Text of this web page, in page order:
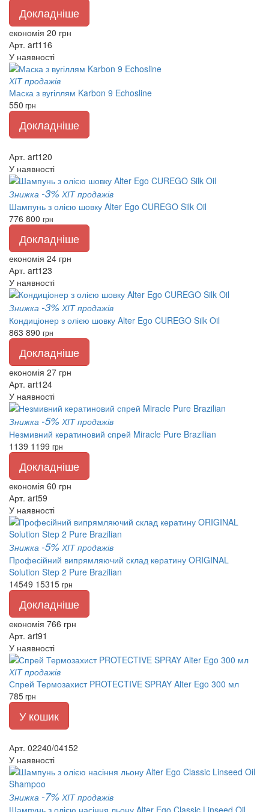
Докладніше
економія 20 грн
Арт. art116
У наявності
ХІТ продажів
Маска з вугіллям Karbon 9 Echosline
550 грн
Докладніше
Арт. art120
У наявності
Знижка -3% ХІТ продажів
Шампунь з олією шовку Alter Ego CUREGO Silk Oil
776 800 грн
Докладніше
економія 24 грн
Арт. art123
У наявності
Знижка -3% ХІТ продажів
Кондиціонер з олією шовку Alter Ego CUREGO Silk Oil
863 890 грн
Докладніше
економія 27 грн
Арт. art124
У наявності
Знижка -5% ХІТ продажів
Незмивний кератиновий спрей Miracle Pure Brazilian
1139 1199 грн
Докладніше
економія 60 грн
Арт. art59
У наявності
Знижка -5% ХІТ продажів
Професійний випрямляючий склад кератину ORIGINAL
Solution Step 2 Pure Brazilian
14549 15315 грн
Докладніше
економія 766 грн
Арт. art91
У наявності
ХІТ продажів
Спрей Термозахист PROTECTIVE SPRAY Alter Ego 300 мл
785грн
У кошик
Арт. 02240/04152
У наявності
Знижка -7% ХІТ продажів